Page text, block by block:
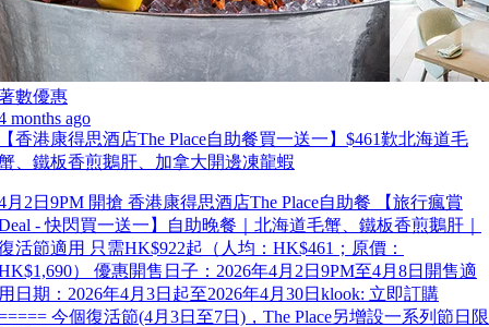
數優惠
months ago
香港康得思酒店The Place自助餐買一送一】$461歎北海道毛
、鐵板香煎鵝肝、加拿大開邊凍龍蝦
月2日9PM 開搶 香港康得思酒店The Place自助餐 【旅行瘋賞
- 快閃買一送一】自助晚餐｜北海道毛蟹、鐵板香煎鵝肝｜
活節適用 只需HK$922起（人均：HK$461；原價：
） 優惠開售日子：2026年4月2日9PM至4月8日開售適
日期：2026年4月3日起至2026年4月30日klook: 立即訂購
今個復活節(4月3日至7日)，The Place另增設一系列節日限